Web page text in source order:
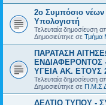
2ο Συμπόσιο
Υπολογιστή
Τελευταία δημοσίευση
Δημοσιεύτηκε σε Τμήμα
ΠΑΡΑΤΑΣΗ
ΕΝΔΙΑΦΕΡΟΝΤΟΣ
ΥΓΕΙΑ AK. ETOYΣ
Τελευταία δημοσίευση
Δημοσιεύτηκε σε Π.Μ.Σ
ΔΕΛΤΙΟ ΤΥΠΟΥ -